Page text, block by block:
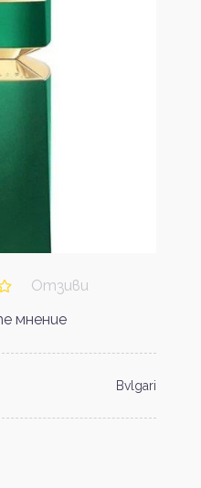
Отзиви
мнение
Bvlgari